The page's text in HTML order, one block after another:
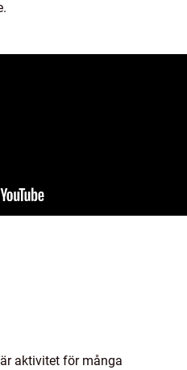
aktivitet för många